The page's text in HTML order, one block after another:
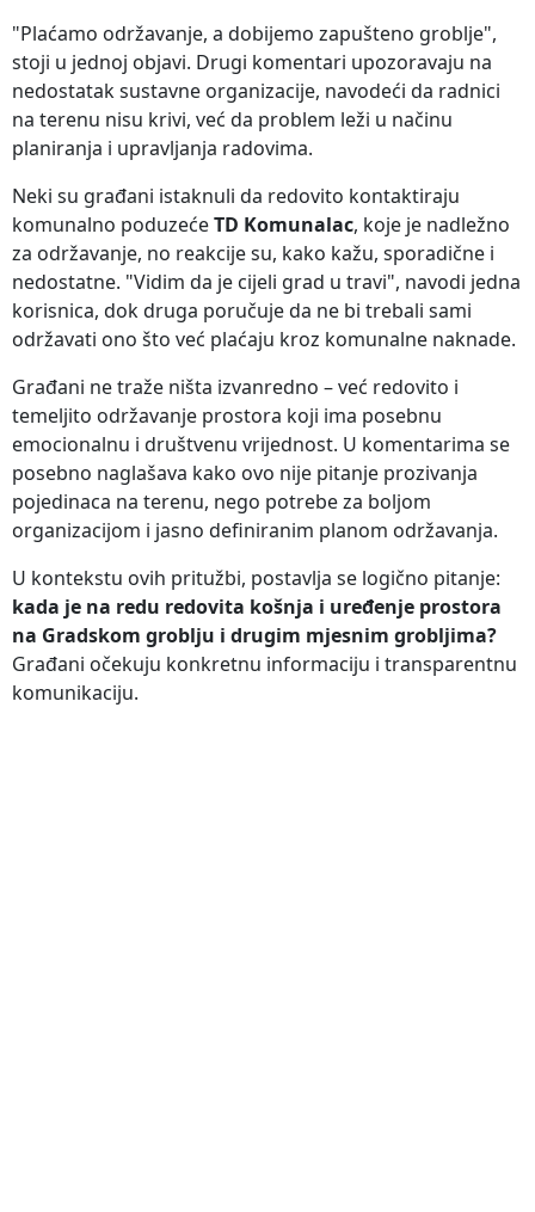
"Plaćamo održavanje, a dobijemo zapušteno groblje",
stoji u jednoj objavi. Drugi komentari upozoravaju na
nedostatak sustavne organizacije, navodeći da radnici
na terenu nisu krivi, već da problem leži u načinu
planiranja i upravljanja radovima.
Neki su građani istaknuli da redovito kontaktiraju
komunalno poduzećeTD Komunalac, koje je nadležno
za održavanje, no reakcije su, kako kažu, sporadične i
nedostatne. "Vidim da je cijeli grad u travi", navodi jedna
korisnica, dok druga poručuje da ne bi trebali sami
održavati ono što već plaćaju kroz komunalne naknade.
Građani ne traže ništa izvanredno – već redovito i
temeljito održavanje prostora koji ima posebnu
emocionalnu i društvenu vrijednost. U komentarima se
posebno naglašava kako ovo nije pitanje prozivanja
pojedinaca na terenu, nego potrebe za boljom
organizacijom i jasno definiranim planom održavanja.
U kontekstu ovih pritužbi, postavlja se logično pitanje:
kada je na redu redovita košnja i uređenje prostora
na Gradskom groblju i drugim mjesnim grobljima?
Građani očekuju konkretnu informaciju i transparentnu
komunikaciju.